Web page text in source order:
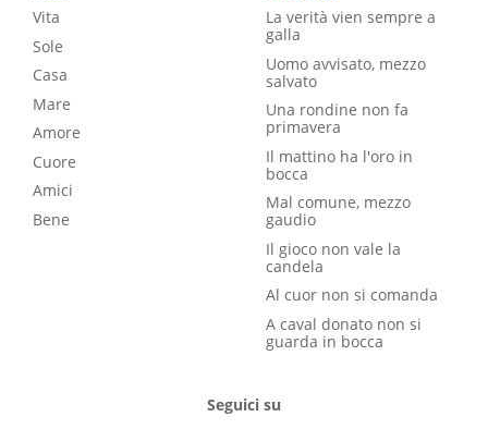
Vita
Sole
Casa
Mare
Amore
Cuore
Amici
Bene
La verità vien sempre a
galla
Uomo avvisato, mezzo
salvato
Una rondine non fa
primavera
Il mattino ha l'oro in
bocca
Mal comune, mezzo
gaudio
Il gioco non vale la
candela
Al cuor non si comanda
A caval donato non si
guarda in bocca
Seguici su